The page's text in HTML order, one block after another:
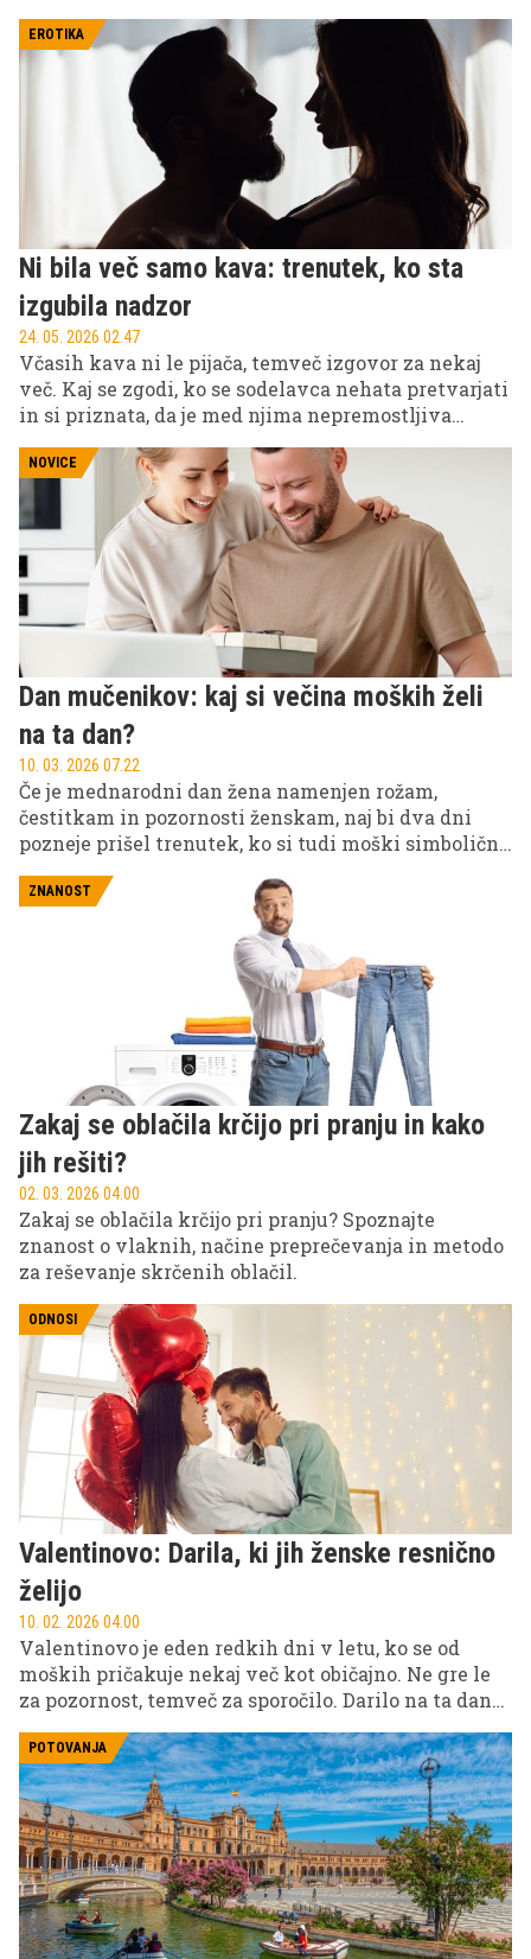
restavracijah, saj deluje veliko hitreje kot običajen
hladilnik ali zamrzovalnik.
EROTIKA
Ni bila več samo kava: trenutek, ko sta
izgubila nadzor
24. 05. 2026 02.47
Včasih kava ni le pijača, temveč izgovor za nekaj
več. Kaj se zgodi, ko se sodelavca nehata pretvarjati
in si priznata, da je med njima nepremostljiva
skriti za nedolžnim nasmehom?
NOVICE
Dan mučenikov: kaj si večina moških želi
na ta dan?
10. 03. 2026 07.22
Če je mednarodni dan žena namenjen rožam,
čestitkam in pozornosti ženskam, naj bi dva dni
pozneje prišel trenutek, ko si tudi moški simbolično
Po stereotipu – pivo, malo miru in daljinec za
ZNANOST
Zakaj se oblačila krčijo pri pranju in kako
jih rešiti?
02. 03. 2026 04.00
Zakaj se oblačila krčijo pri pranju? Spoznajte
znanost o vlaknih, načine preprečevanja in metodo
za reševanje skrčenih oblačil.
ODNOSI
Valentinovo: Darila, ki jih ženske resnično
želijo
10. 02. 2026 04.00
Valentinovo je eden redkih dni v letu, ko se od
moških pričakuje nekaj več kot običajno. Ne gre le
za pozornost, temveč za sporočilo. Darilo na ta dan
prisotnosti. Prav zato se mnogi moški znajdejo v
zagati, v kateri se bojijo, da bodo ravno ob tej
priložnosti zgrešili bistvo.
POTOVANJA